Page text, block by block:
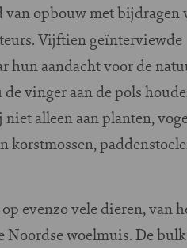
van opbouw met bijdragen
Vijftien geïnterviewde
hun aandacht voor de
vinger aan de pols
alleen aan planten,
korstmossen,
evenzo vele dieren, van
Noordse woelmuis. De